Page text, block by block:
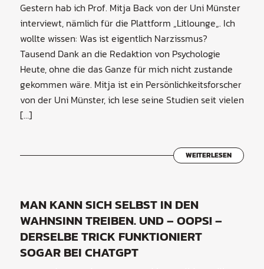
Gestern hab ich Prof. Mitja Back von der Uni Münster
interviewt, nämlich für die Plattform „Litlounge„. Ich
wollte wissen: Was ist eigentlich Narzissmus?
Tausend Dank an die Redaktion von Psychologie
Heute, ohne die das Ganze für mich nicht zustande
gekommen wäre. Mitja ist ein Persönlichkeitsforscher
von der Uni Münster, ich lese seine Studien seit vielen
[…]
WEITERLESEN
MAN KANN SICH SELBST IN DEN
WAHNSINN TREIBEN. UND – OOPS! –
DERSELBE TRICK FUNKTIONIERT
SOGAR BEI CHATGPT